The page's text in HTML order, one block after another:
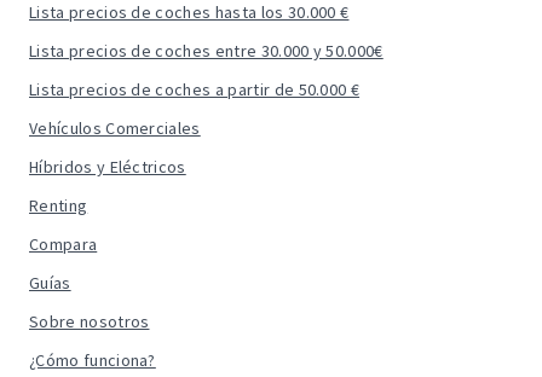
Lista precios de coches hasta los 30.000 €
Lista precios de coches entre 30.000 y 50.000€
Lista precios de coches a partir de 50.000 €
Vehículos Comerciales
Híbridos y Eléctricos
Renting
Compara
Guías
Sobre nosotros
¿Cómo funciona?